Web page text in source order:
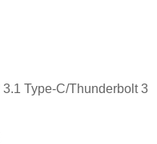
Type-C/Thunderbolt 3